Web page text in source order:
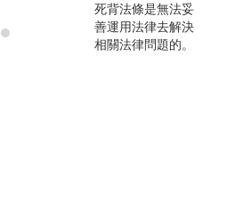
死背法條是無法妥
善運用法律去解決
相關法律問題的。